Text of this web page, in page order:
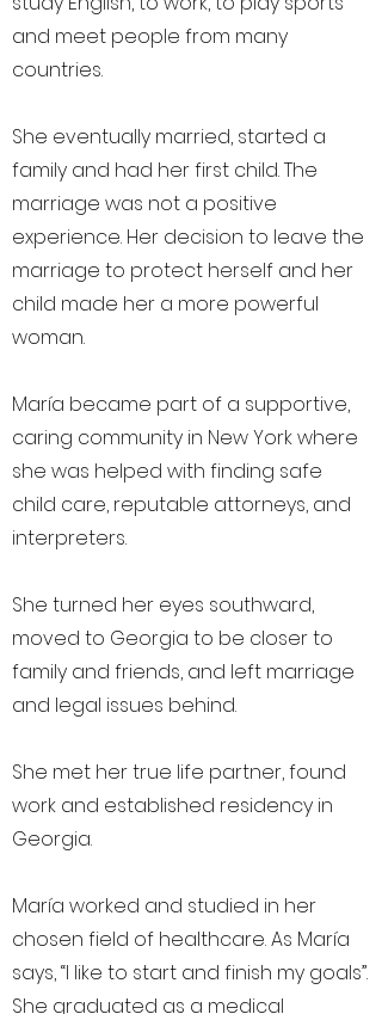
and meet people from many
countries.
She eventually married, started a
family and had her first child. The
marriage was not a positive
experience. Her decision to leave the
marriage to protect herself and her
child made her a more powerful
woman.
María became part of a supportive,
caring community in New York where
she was helped with finding safe
child care, reputable attorneys, and
interpreters.
She turned her eyes southward,
moved to Georgia to be closer to
family and friends, and left marriage
and legal issues behind.
She met her true life partner, found
work and established residency in
Georgia.
María worked and studied in her
chosen field of healthcare. As María
says, “I like to start and finish my goals”.
She graduated as a medical